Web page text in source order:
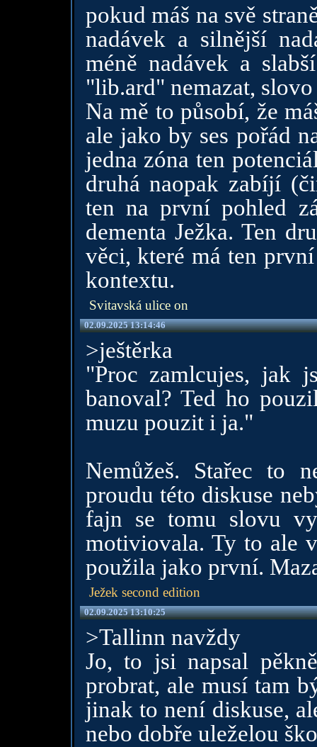
pokud máš na svě
nadávek a silnější
méně nadávek a
"lib.ard" nemazat,
Na mě to působí, že
ale jako by ses pořád
jedna zóna ten
druhá naopak zabíjí
ten na první pohled
dementa Ježka. Ten
věci, které má ten
kontextu.
Svitavská ulice on
02.09.2025 13:14:46
>ještěrka
"Proc zamlcujes, jak
banoval? Ted ho
muzu pouzit i ja."
Nemůžeš. Stařec to
proudu této diskuse
fajn se tomu slovu
motiviovala. Ty to ale
použila jako první.
Ježek second edition
02.09.2025 13:10:25
>Tallinn navždy
Jo, to jsi napsal
probrat, ale musí tam
jinak to není diskuse,
nebo dobře uleželou